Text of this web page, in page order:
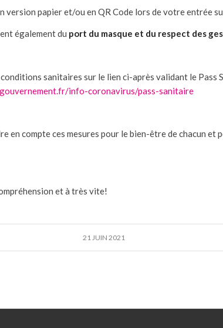
version papier et/ou en QR Code lors de votre entrée
également du port du masque et du respect des
sanitaires sur le lien ci-après validant le Pass
info-coronavirus/pass-sanitaire
en compte ces mesures pour le bien-être de chacun et
et à très vite!
21 JUIN 2021